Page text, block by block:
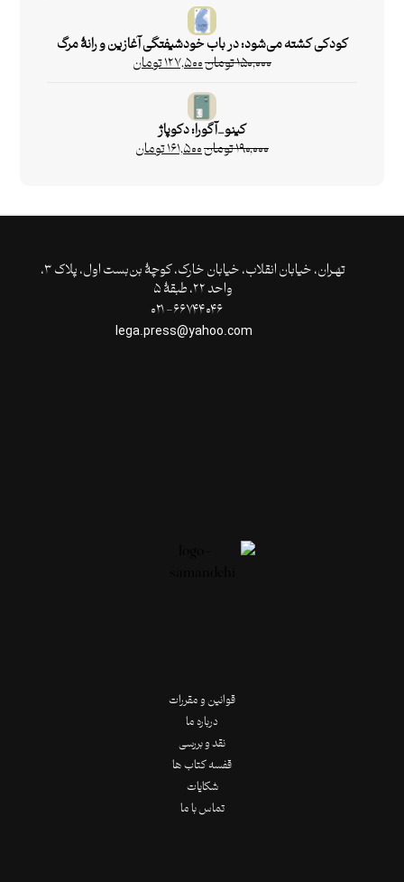
کودکی کشته می‌شود: در باب خودشیفتگی آغازین و رانۀ مرگ
۱۵۰,۰۰۰تومان۱۲۷,۵۰۰تومان
کینو_آگورا: دکوپاژ
۱۹۰,۰۰۰تومان۱۶۱,۵۰۰تومان
تهـران،‌ خیابان انقلاب، خیابان خارک، کوچۀ بن‌بست اول، پلاک ۳،
واحد ۲۲، طبقۀ ۵
قوانین و مقررات
درباره ما
نقد و بررسی
قفسه کتاب ها
شکایات
تماس با ما